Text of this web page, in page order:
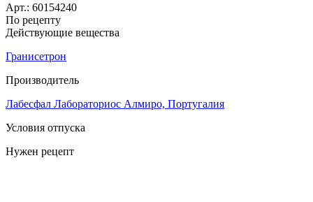
Арт.: 60154240
По рецепту
Действующие вещества
Гранисетрон
Производитель
Лабесфал Лабораториос Алмиро, Португалия
Условия отпуска
Нужен рецепт